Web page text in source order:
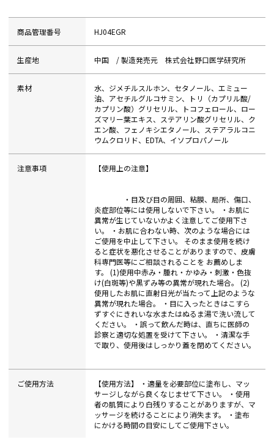
商品管理番号 HJ04EGR
生産地 中国 / 製造発売元 株式会社野口医学研究所
素材
水、ジメチルスルホン、セタノール、エミュー
油、アセチルグルコサミン、トリ（カプリル酸/
カプリン酸）グリセリル、トコフェロール、ロー
ズマリー葉エキス、ステアリン酸グリセリル、ク
エン酸、フェノキシエタノール、ステアラルコニ
ウムクロリド、EDTA、イソプロパノール
注意事項 【使用上の注意】
・目及び目の周囲、粘膜、局所、傷口、
炎症部位等には使用しないで下さい。 ・お肌に
異常が生じていないかよく注意してご使用下さ
い。 ・お肌に合わない時、次のような場合には
ご使用を中止して下さい。 そのまま使用を続け
ると症状を悪化させることがありますので、皮膚
科専門医等にご相談されることを お薦めしま
す。 (1)使用中赤み・腫れ・かゆみ・刺激・色抜
け(白斑等)や黒ずみ等の異常が現れた場合。 (2)
使用したお肌に直射日光が当たって上記のような
異常が現れた場合。 ・目に入ったときはこすら
ずすぐにきれいな水またはぬるま湯で洗い流して
ください。 ・誤って飲んだ時は、直ちに医師の
診察と適切な処置を受けて下さい。 ・清潔な手
で取り、使用後はしっかり蓋を閉めてください。
ご使用方法
【使用方法】 ・適量を必要部位に塗布し、マッ
サージしながら良くなじませて下さい。 ・使用
者の肌質により白残りすることがありますが、マ
ッサージを続けることにより消失ます。 ・塗布
にかける時間の目安にしてご使用下さい。